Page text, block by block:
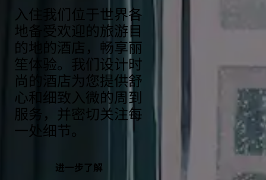
入住我们位于世界各
地备受欢迎的旅游目
的地的酒店，畅享丽
笙体验。我们设计时
尚的酒店为您提供舒
心和细致入微的周到
服务，并密切关注每
一处细节。
进一步了解